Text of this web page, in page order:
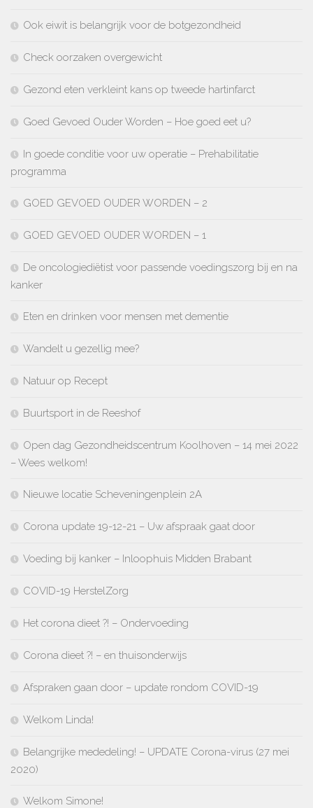
Ook eiwit is belangrijk voor de botgezondheid
Check oorzaken overgewicht
Gezond eten verkleint kans op tweede hartinfarct
Goed Gevoed Ouder Worden – Hoe goed eet u?
In goede conditie voor uw operatie – Prehabilitatie
programma
GOED GEVOED OUDER WORDEN – 2
GOED GEVOED OUDER WORDEN – 1
De oncologiediëtist voor passende voedingszorg bij en na
kanker
Eten en drinken voor mensen met dementie
Wandelt u gezellig mee?
Natuur op Recept
Buurtsport in de Reeshof
Open dag Gezondheidscentrum Koolhoven – 14 mei 2022
– Wees welkom!
Nieuwe locatie Scheveningenplein 2A
Corona update 19-12-21 – Uw afspraak gaat door
Voeding bij kanker – Inloophuis Midden Brabant
COVID-19 HerstelZorg
Het corona dieet ?! – Ondervoeding
Corona dieet ?! – en thuisonderwijs
Afspraken gaan door – update rondom COVID-19
Welkom Linda!
Belangrijke mededeling! – UPDATE Corona-virus (27 mei
2020)
Welkom Simone!